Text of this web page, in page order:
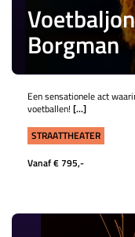
Borgman
Een sensationele act
voetballen! [...]
STRAATTHEATER
Vanaf € 795,-